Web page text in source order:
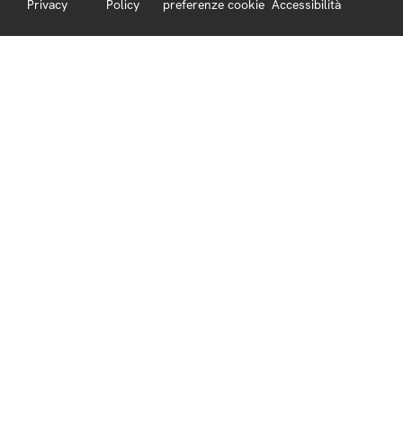
Privacy
Policy
preferenze cookie Accessibilità